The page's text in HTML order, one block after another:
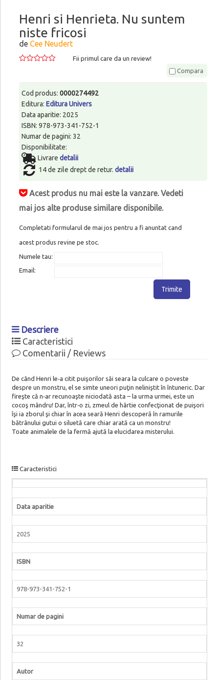
Henri si Henrieta. Nu suntem
niste fricosi
de Cee Neudert
Fii primul care da un review!
Compara
Cod produs: 0000274492
Editura: Editura Univers
Data aparitie: 2025
ISBN: 978-973-341-752-1
Numar de pagini: 32
Disponibilitate:
Livrare detalii
14 de zile drept de retur. detalii
Acest produs nu mai este la vanzare. Vedeti
mai jos alte produse similare disponibile.
Completati formularul de mai jos pentru a fi anuntat cand
acest produs revine pe stoc.
Numele tau:
Email:
Trimite
Descriere
Caracteristici
Comentarii / Reviews
De când Henri le‑a citit puişorilor săi seara la culcare o poveste
despre un monstru, el se simte uneori puţin neliniştit în întuneric. Dar
fireşte că n‑ar recunoaşte niciodată asta – la urma urmei, este un
cocoş mândru! Dar, într‑o zi, zmeul de hârtie confecţionat de puişori
îşi ia zborul şi chiar în acea seară Henri descoperă în ramurile
bătrânului gutui o siluetă care chiar arată ca un monstru!
Toate animalele de la fermă ajută la elucidarea misterului.
Caracteristici
Data aparitie
2025
ISBN
978-973-341-752-1
Numar de pagini
32
Autor